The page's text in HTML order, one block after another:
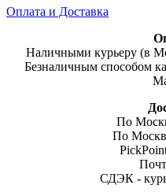
Оплата и Доставка
Наличными курьеру (в
Безналичным способом
По
По
СДЭК -